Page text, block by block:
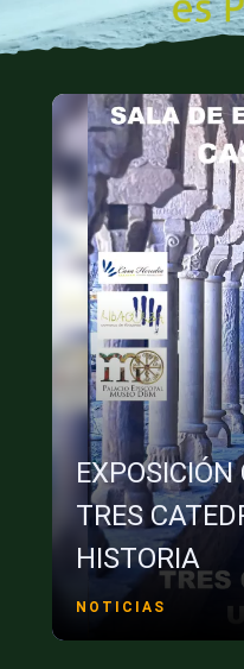
TRES
HISTORIA
NOTICIAS